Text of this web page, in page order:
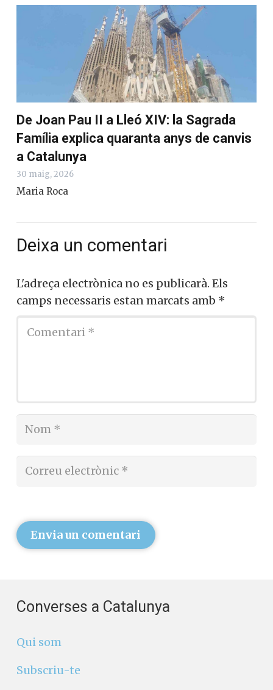
De Joan Pau II a Lleó XIV: la Sagrada
Família explica quaranta anys de canvis
a Catalunya
30 maig, 2026
Maria Roca
Deixa un comentari
L'adreça electrònica no es publicarà. Els
camps necessaris estan marcats amb *
Envia un comentari
Converses a Catalunya
Qui som
Subscriu-te